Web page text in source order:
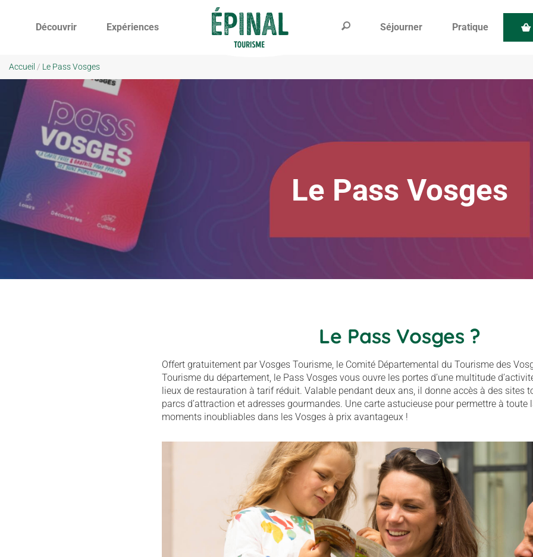
Découvrir Expériences Séjourner Pratique
Accueil / Le Pass Vosges
Le Pass Vosges
Le Pass Vosges ?
Offert gratuitement par Vosges Tourisme, le Comité Départemental du Tourisme des
Tourisme du département, le Pass Vosges vous ouvre les portes d’une multitude
lieux de restauration à tarif réduit. Valable pendant deux ans, il donne accès à des sites
parcs d’attraction et adresses gourmandes. Une carte astucieuse pour permettre à
moments inoubliables dans les Vosges à prix avantageux !